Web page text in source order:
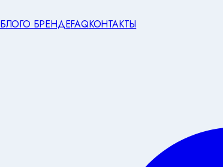
БЛОГО БРЕНДЕFAQКОНТАКТЫ